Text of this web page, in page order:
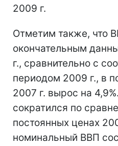
2009 г.
Отметим также, что
окончательным
г., сравнительно с
периодом 2009 г., в
2007 г. вырос на
сократился по
постоянных ценах
номинальный ВВП